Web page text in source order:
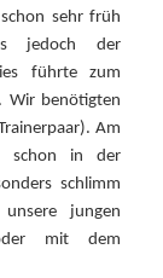
sehr früh
jedoch der
führte zum
Wir benötigten
Am
schon in der
schlimm
unsere jungen
mit dem